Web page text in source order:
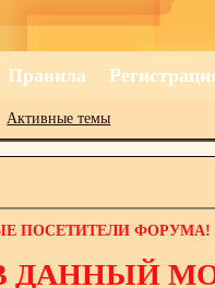
Правила
Активные темы
ПОСЕТИТЕЛИ ФОРУМА!
ДАННЫЙ